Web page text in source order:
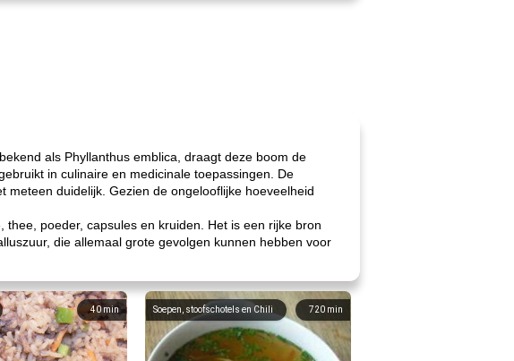
als Phyllanthus emblica, draagt ​​deze boom de
in culinaire en medicinale toepassingen. De
duidelijk. Gezien de ongelooflijke hoeveelheid
poeder, capsules en kruiden. Het is een rijke bron
die allemaal grote gevolgen kunnen hebben voor
40min 720 min
Soepen, stoofschotels en Chili